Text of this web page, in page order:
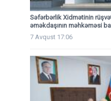
Səfərbərlik Xidmətinin
əməkdaşının məhkəməsi
7 Avqust 17:06